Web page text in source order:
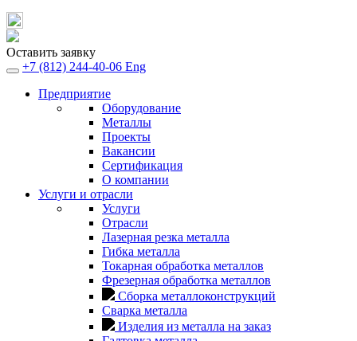
Оставить заявку
+7 (812) 244-40-06 Eng
Предприятие
Оборудование
Металлы
Проекты
Вакансии
Сертификация
О компании
Услуги и отрасли
Услуги
Отрасли
Лазерная резка металла
Гибка металла
Токарная обработка металлов
Фрезерная обработка металлов
Сборка металлоконструкций
Сварка металла
Изделия из металла на заказ